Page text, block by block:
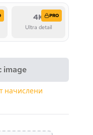
PRO
4K
Ultra detail
image
начислени